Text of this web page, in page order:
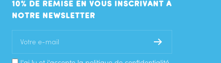
10% DE REMISE EN VOUS INSCRIVANT À
NOTRE NEWSLETTER
Votre e-mail